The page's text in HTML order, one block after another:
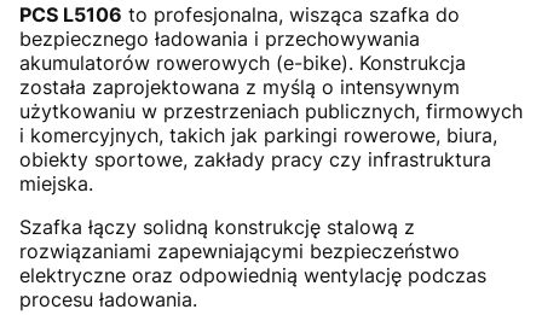
PCS L5106 to profesjonalna, wisząca szafka do
bezpiecznego ładowania i przechowywania
akumulatorów rowerowych (e-bike). Konstrukcja
została zaprojektowana z myślą o intensywnym
użytkowaniu w przestrzeniach publicznych, firmowych
i komercyjnych, takich jak parkingi rowerowe, biura,
obiekty sportowe, zakłady pracy czy infrastruktura
miejska.
Szafka łączy solidną konstrukcję stalową z
rozwiązaniami zapewniającymi bezpieczeństwo
elektryczne oraz odpowiednią wentylację podczas
procesu ładowania.